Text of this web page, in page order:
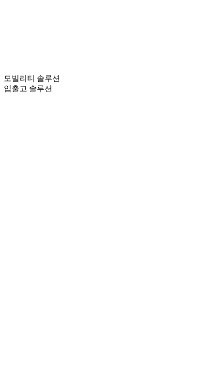
모빌리티 솔루션
입출고 솔루션